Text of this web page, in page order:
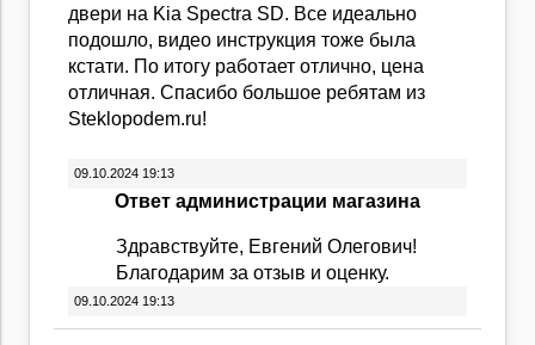
двери на Kia Spectra SD. Все идеально
подошло, видео инструкция тоже была
кстати. По итогу работает отлично, цена
отличная. Спасибо большое ребятам из
Steklopodem.ru!
09.10.2024 19:13
Ответ администрации магазина
Здравствуйте, Евгений Олегович!
Благодарим за отзыв и оценку.
09.10.2024 19:13